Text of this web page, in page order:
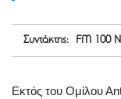
Συντάκτης: FM 100
Εκτός του Ομίλου